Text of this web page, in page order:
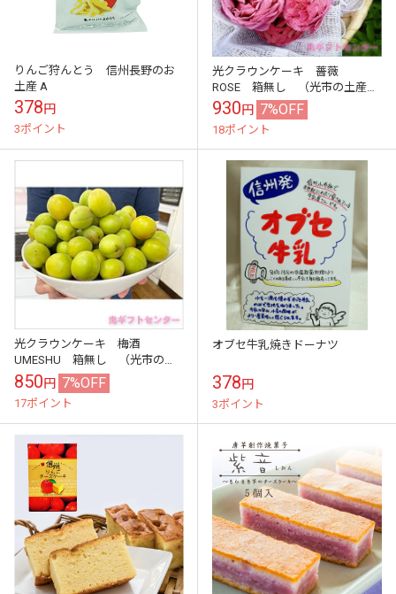
りんご狩んとう 信州長野のお
土産 A
378円
3ポイント
光クラウンケーキ 薔薇
ROSE 箱無し （光市の土産・
名産品）
930円 7%OFF
18ポイント
光クラウンケーキ 梅酒
UMESHU 箱無し （光市の土
産・名産品）
850円 7%OFF
17ポイント
オブセ牛乳焼きドーナツ
378円
3ポイント